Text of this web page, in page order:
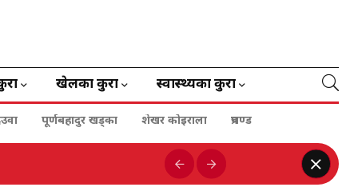
खेलका कुरा स्वास्थ्यका कुरा
पूर्णबहादुर खड्का शेखर कोइराला प्रचण्ड